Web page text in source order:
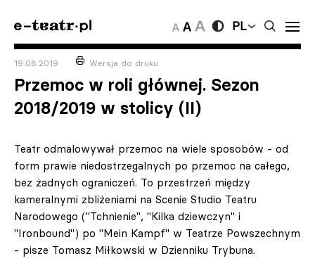
PL
19.08.2019 Wersja do druku
Przemoc w roli głównej. Sezon
2018/2019 w stolicy (II)
Teatr odmalowywał przemoc na wiele sposobów - od
form prawie niedostrzegalnych po przemoc na całego,
bez żadnych ograniczeń. To przestrzeń między
kameralnymi zbliżeniami na Scenie Studio Teatru
Narodowego ("Tchnienie", "Kilka dziewczyn" i
"Ironbound") po "Mein Kampf" w Teatrze Powszechnym
- pisze Tomasz Miłkowski w Dzienniku Trybuna.